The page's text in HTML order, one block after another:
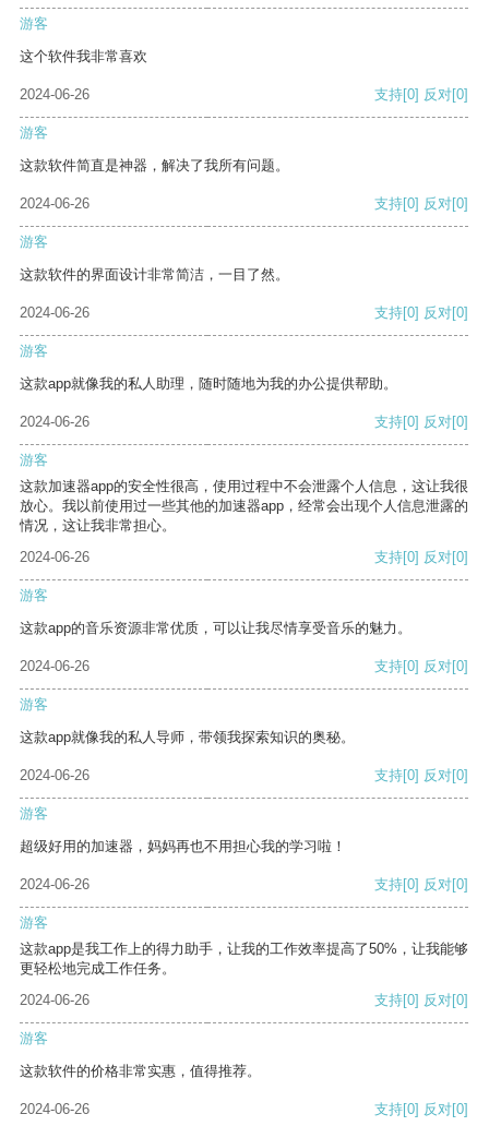
游客
这个软件我非常喜欢
2024-06-26 支持[0] 反对[0]
游客
这款软件简直是神器，解决了我所有问题。
2024-06-26 支持[0] 反对[0]
游客
这款软件的界面设计非常简洁，一目了然。
2024-06-26 支持[0] 反对[0]
游客
这款app就像我的私人助理，随时随地为我的办公提供帮助。
2024-06-26 支持[0] 反对[0]
游客
这款加速器app的安全性很高，使用过程中不会泄露个人信息，这让我很
放心。我以前使用过一些其他的加速器app，经常会出现个人信息泄露的
情况，这让我非常担心。
2024-06-26
支持[0] 反对[0]
游客
这款app的音乐资源非常优质，可以让我尽情享受音乐的魅力。
2024-06-26 支持[0] 反对[0]
游客
这款app就像我的私人导师，带领我探索知识的奥秘。
2024-06-26 支持[0] 反对[0]
游客
超级好用的加速器，妈妈再也不用担心我的学习啦！
2024-06-26 支持[0] 反对[0]
游客
这款app是我工作上的得力助手，让我的工作效率提高了50%，让我能够
更轻松地完成工作任务。
2024-06-26
支持[0] 反对[0]
游客
这款软件的价格非常实惠，值得推荐。
2024-06-26 支持[0] 反对[0]